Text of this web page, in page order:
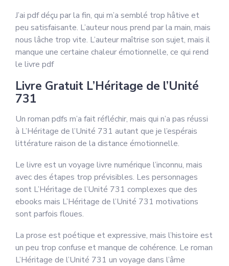
J’ai pdf déçu par la fin, qui m’a semblé trop hâtive et
peu satisfaisante. L’auteur nous prend par la main, mais
nous lâche trop vite. L’auteur maîtrise son sujet, mais il
manque une certaine chaleur émotionnelle, ce qui rend
le livre pdf
Livre Gratuit L’Héritage de l’Unité
731
Un roman pdfs m’a fait réfléchir, mais qui n’a pas réussi
à L’Héritage de l’Unité 731 autant que je l’espérais
littérature raison de la distance émotionnelle.
Le livre est un voyage livre numérique l’inconnu, mais
avec des étapes trop prévisibles. Les personnages
sont L’Héritage de l’Unité 731 complexes que des
ebooks mais L’Héritage de l’Unité 731 motivations
sont parfois floues.
La prose est poétique et expressive, mais l’histoire est
un peu trop confuse et manque de cohérence. Le roman
L’Héritage de l’Unité 731 un voyage dans l’âme